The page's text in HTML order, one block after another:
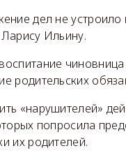
дел не
Ильину.
чиновница
родительских
«нарушителей»
попросила
их родителей.